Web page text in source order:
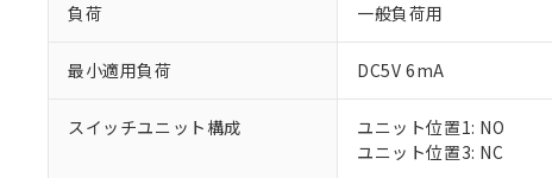
負荷 一般負荷用
最小適用負荷 DC5V 6mA
スイッチユニット構成
ユニット位置1: NO
ユニット位置3: NC